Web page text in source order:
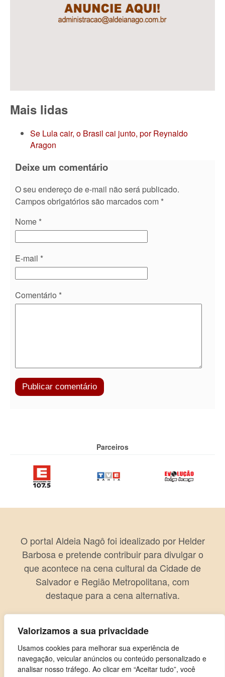
Valorizamos a sua privacidade
Usamos cookies para melhorar sua experiência de
navegação, veicular anúncios ou conteúdo personalizado e
analisar nosso tráfego. Ao clicar em “Aceitar tudo”, você
Mais lidas
Se Lula cair, o Brasil cai junto, por Reynaldo
Aragon
Deixe um comentário
O seu endereço de e-mail não será publicado.
Campos obrigatórios são marcados com *
Nome *
E-mail *
Comentário *
Parceiros
O portal Aldeia Nagô foi idealizado por Helder
Barbosa e pretende contribuir para divulgar o
que acontece na cena cultural da Cidade de
Salvador e Região Metropolitana, com
destaque para a cena alternativa.